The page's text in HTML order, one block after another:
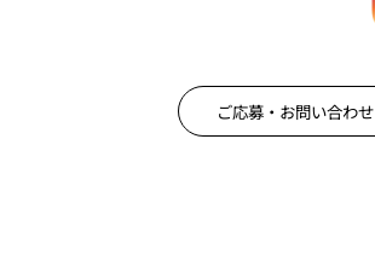
ご応募・お問い合わせ